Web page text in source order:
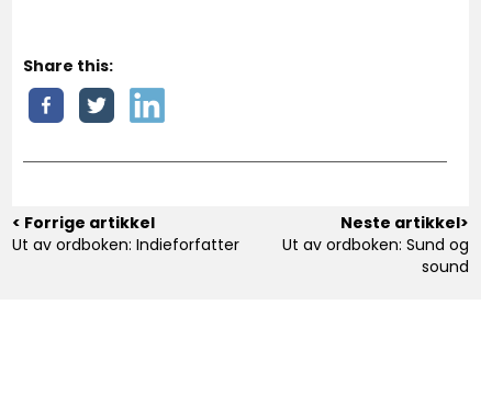
Share this:
< Forrige artikkel
Ut av ordboken: Indieforfatter
Neste artikkel>
Ut av ordboken: Sund og
sound